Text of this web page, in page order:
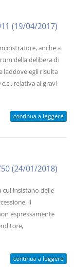
(19/04/2017)
anche a
della delibera di
laddove egli risulta
relativa ai gravi
continua a leggere
(24/01/2018)
insistano delle
il
espressamente
continua a leggere